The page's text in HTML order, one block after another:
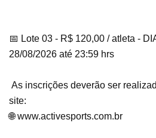
📅 Lote 03 - R$ 120,00 / atleta -
28/08/2026 até 23:59 hrs
As inscrições deverão ser
site:
🌐 www.activesports.com.br